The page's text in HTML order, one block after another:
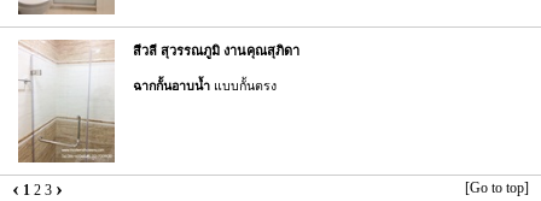
สีวลี สุวรรณภูมิ งานคุณสุภิดา
ฉากกั้นอาบน้ำ แบบกั้นตรง
‹ 1 2 3 › [Go to top]